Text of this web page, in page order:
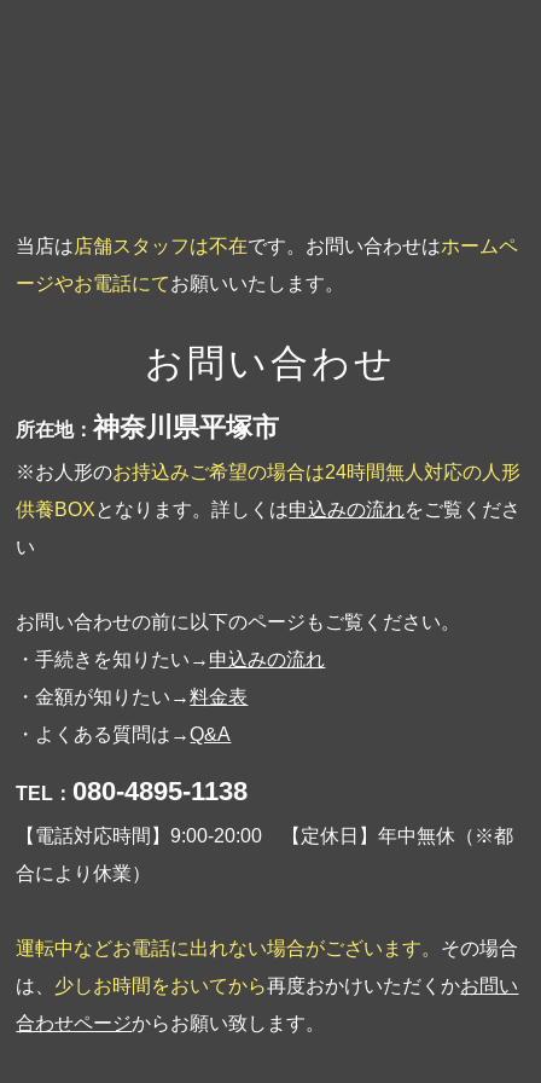
当店は店舗スタッフは不在です。お問い合わせはホームペ
ージやお電話にてお願いいたします。
お問い合わせ
所在地：神奈川県平塚市
※お人形のお持込みご希望の場合は24時間無人対応の人形
供養BOXとなります。詳しくは申込みの流れをご覧くださ
い
お問い合わせの前に以下のページもご覧ください。
・手続きを知りたい→ 申込みの流れ
・金額が知りたい→料金表
・よくある質問は→Q&A
TEL： 080-4895-1138
【電話対応時間】9:00-20:00 【定休日】年中無休（※都
合により休業）
運転中などお電話に出れない場合がございます。 その場合
は、 少しお時間をおいてから再度おかけいただくかお問い
合わせページからお願い致します。